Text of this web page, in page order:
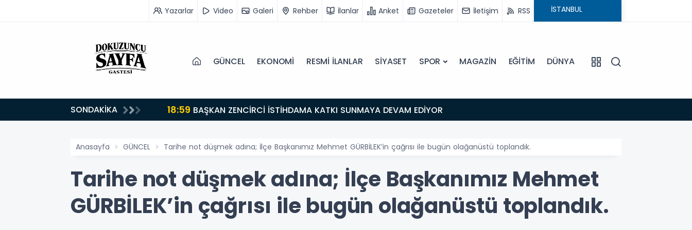
Yazarlar Video Galeri Rehber İlanlar Anket Gazeteler İletişim RSS
GÜNCEL EKONOMİ RESMİ İLANLAR SİYASET SPOR MAGAZİN EĞİTİM DÜNYA
SONDAKİKA 18:59 BAŞKAN ZENCİRCİ İSTİHDAMA KATKI SUNMAYA DEVAM EDİYOR
Anasayfa GÜNCEL Tarihe not düşmek adına; İlçe Başkanımız Mehmet GÜRBİLEK’in çağrısı ile bugün olağanüstü toplandık.
Tarihe not düşmek adına; İlçe Başkanımız Mehmet
GÜRBİLEK’in çağrısı ile bugün olağanüstü toplandık.